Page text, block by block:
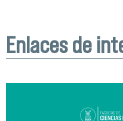
Enlaces de